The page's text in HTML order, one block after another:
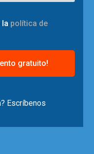
política de
Escríbenos